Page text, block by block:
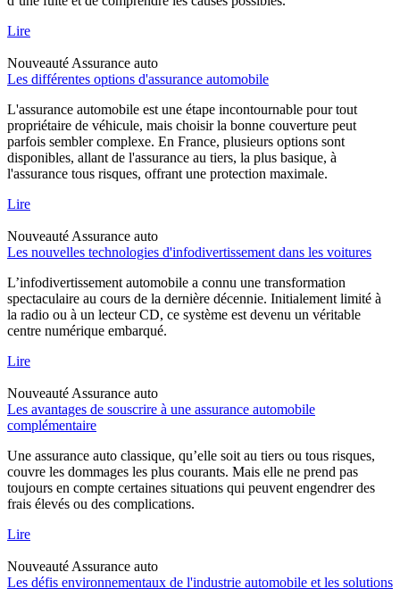
Lire
Nouveauté Assurance auto
Les différentes options d'assurance automobile
L'assurance automobile est une étape incontournable pour tout
propriétaire de véhicule, mais choisir la bonne couverture peut
parfois sembler complexe. En France, plusieurs options sont
disponibles, allant de l'assurance au tiers, la plus basique, à
l'assurance tous risques, offrant une protection maximale.
Lire
Nouveauté Assurance auto
Les nouvelles technologies d'infodivertissement dans les voitures
L’infodivertissement automobile a connu une transformation
spectaculaire au cours de la dernière décennie. Initialement limité à
la radio ou à un lecteur CD, ce système est devenu un véritable
centre numérique embarqué.
Lire
Nouveauté Assurance auto
Les avantages de souscrire à une assurance automobile
complémentaire
Une assurance auto classique, qu’elle soit au tiers ou tous risques,
couvre les dommages les plus courants. Mais elle ne prend pas
toujours en compte certaines situations qui peuvent engendrer des
frais élevés ou des complications.
Lire
Nouveauté Assurance auto
Les défis environnementaux de l'industrie automobile et les solutions